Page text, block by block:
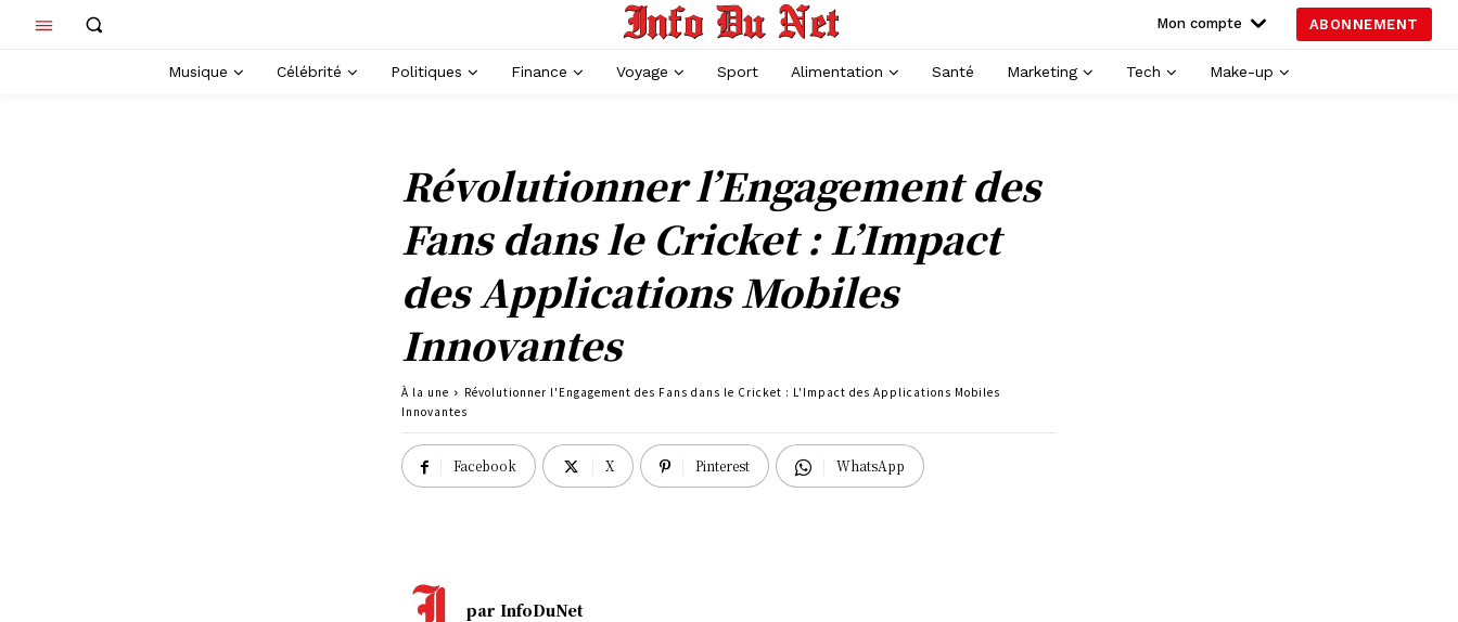
Mon compte ABONNEMENT
Musique Célébrité Politiques Finance Voyage Sport Alimentation Santé Marketing Tech Make-up
Révolutionner l’Engagement des
Fans dans le Cricket : L’Impact
des Applications Mobiles
Innovantes
À la une
Révolutionner l'Engagement des Fans dans le Cricket : L'Impact des Applications Mobiles
Innovantes
Facebook X Pinterest WhatsApp
par InfoDuNet